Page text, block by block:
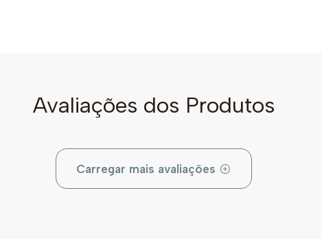
Avaliações dos Produtos
Carregar mais avaliações